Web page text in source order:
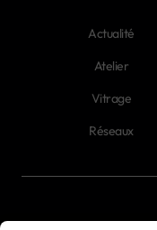
Actualité
Atelier
Vitrage
Réseaux